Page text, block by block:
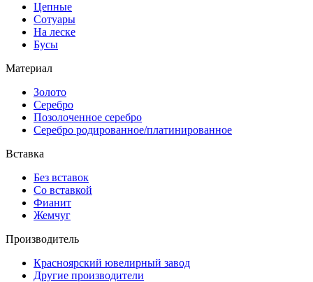
Цепные
Сотуары
На леске
Бусы
Материал
Золото
Серебро
Позолоченное серебро
Серебро родированное/платинированное
Вставка
Без вставок
Со вставкой
Фианит
Жемчуг
Производитель
Красноярский ювелирный завод
Другие производители